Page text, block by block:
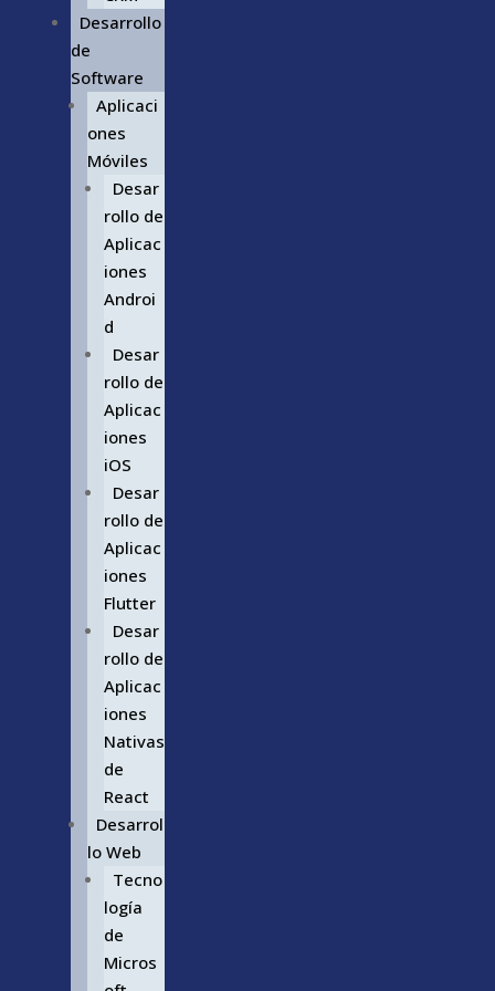
Desarrollo
de
Software
Aplicaci
ones
Móviles
Desar
rollo de
Aplicac
iones
Androi
d
Desar
rollo de
Aplicac
iones
iOS
Desar
rollo de
Aplicac
iones
Flutter
Desar
rollo de
Aplicac
iones
Nativas
de
React
Desarrol
lo Web
Tecno
logía
de
Micros